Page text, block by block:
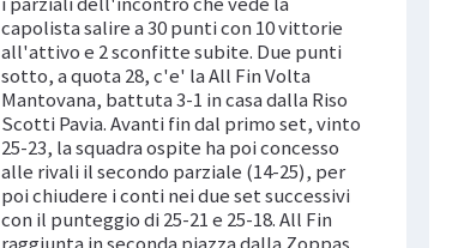
capolista salire a 30 punti con 10 vittorie
all'attivo e 2 sconfitte subite. Due punti
sotto, a quota 28, c'e' la All Fin Volta
Mantovana, battuta 3-1 in casa dalla Riso
Scotti Pavia. Avanti fin dal primo set, vinto
25-23, la squadra ospite ha poi concesso
alle rivali il secondo parziale (14-25), per
poi chiudere i conti nei due set successivi
con il punteggio di 25-21 e 25-18. All Fin